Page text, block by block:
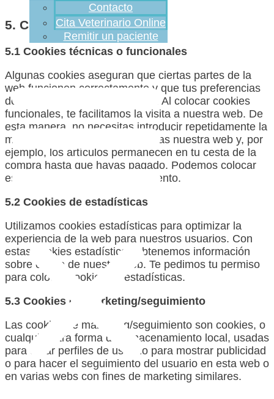
Contacto
Cita Veterinario Online
Remitir un paciente
5. Cookies
5.1 Cookies técnicas o funcionales
Algunas cookies aseguran que ciertas partes de la
web funcionen correctamente y que tus preferencias
de usuario sigan recordándose. Al colocar cookies
funcionales, te facilitamos la visita a nuestra web. De
esta manera, no necesitas introducir repetidamente la
misma información cuando visitas nuestra web y, por
ejemplo, los artículos permanecen en tu cesta de la
compra hasta que hayas pagado. Podemos colocar
estas cookies sin tu consentimiento.
5.2 Cookies de estadísticas
Utilizamos cookies estadísticas para optimizar la
experiencia de la web para nuestros usuarios. Con
estas cookies estadísticas obtenemos información
sobre el uso de nuestra web. Te pedimos tu permiso
para colocar cookies de estadísticas.
5.3 Cookies de marketing/seguimiento
Las cookies de marketing/seguimiento son cookies, o
cualquier otra forma de almacenamiento local, usadas
para crear perfiles de usuario para mostrar publicidad
o para hacer el seguimiento del usuario en esta web o
en varias webs con fines de marketing similares.